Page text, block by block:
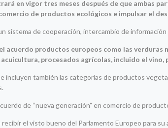
en vigor tres meses después de que ambas
de productos ecológicos e impulsar el
sistema de cooperación, intercambio de
acuerdo productos europeos como las
procesados agrícolas, incluido el vino,
incluyen también las categorías de productos
de “nueva generación” en comercio de
recibir el visto bueno del Parlamento Europeo para